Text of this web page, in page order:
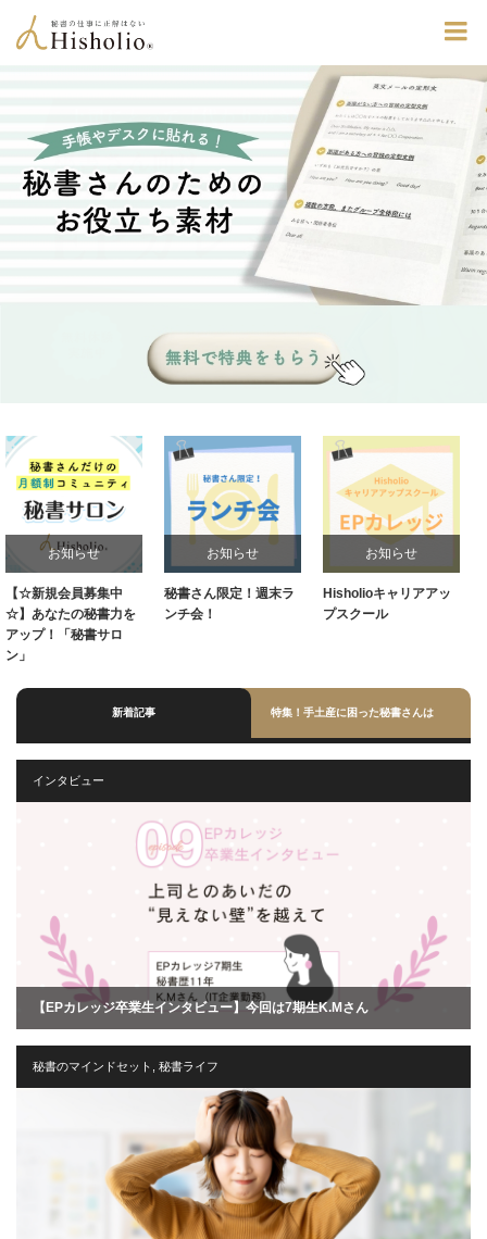
を
お知らせ
秘書さん限定！週末ラ
ンチ会！
お知らせ
Hisholioキャリアアッ
プスクール
お知らせ
毎週水曜20:30～！
ンスタライブ
新着記事 特集！手土産に困った秘書さんは
インタビュー
【EPカレッジ卒業生インタビュー】今回は7期生K.Mさん
秘書のマインドセット 秘書ライフ